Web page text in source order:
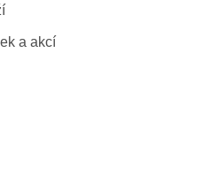
a akcí